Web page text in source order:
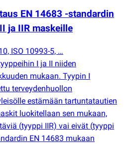
EN 14683 -standardin
ja IIR maskeille
ISO 10993-5, …
I ja II niiden
mukaan. Tyypin I
terveydenhuollon
estämään tartuntatautien
luokitellaan sen mukaan,
(tyyppi IIR) vai eivät (tyyppi
EN 14683 mukaan